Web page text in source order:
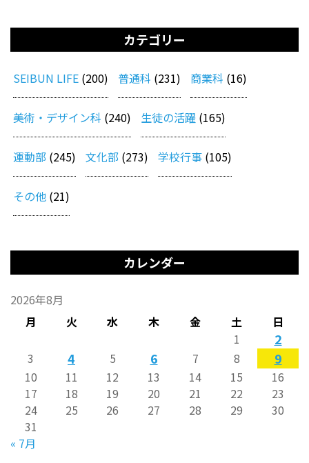
カテゴリー
SEIBUN LIFE (200) 普通科 (231) 商業科 (16)
美術・デザイン科 (240) 生徒の活躍 (165)
運動部 (245) 文化部 (273) 学校行事 (105)
その他 (21)
カレンダー
2026年8月
月
火 水 木 金 土 日
« 7月
1 2
3 4 5 6 7 8 9
10 11 12 13 14 15
16
17
18 19 20 21 22
23
24
25 26 27 28 29
30
31